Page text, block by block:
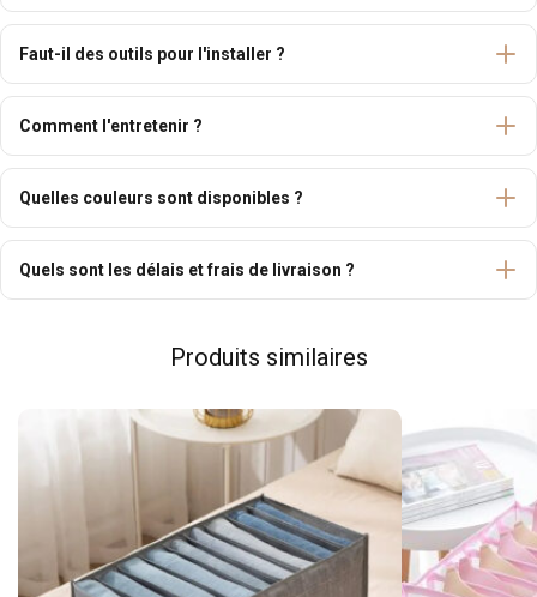
Faut-il des outils pour l'installer ?
Comment l'entretenir ?
Quelles couleurs sont disponibles ?
Quels sont les délais et frais de livraison ?
Produits similaires